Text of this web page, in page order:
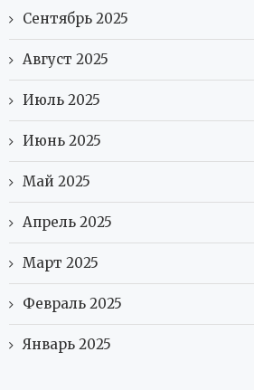
Сентябрь 2025
Август 2025
Июль 2025
Июнь 2025
Май 2025
Апрель 2025
Март 2025
Февраль 2025
Январь 2025